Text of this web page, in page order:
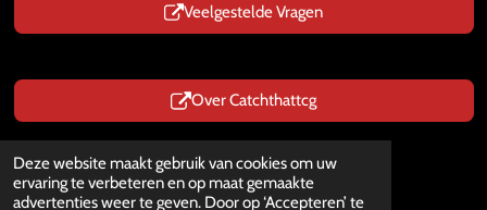
Deze website maakt gebruik van cookies om uw
ervaring te verbeteren en op maat gemaakte
advertenties weer te geven. Door op ‘Accepteren’ te
Veelgestelde Vragen
Over Catchthattcg
© 2025 - 2026 CatchThatTcg.nl
Powered by JouwWeb